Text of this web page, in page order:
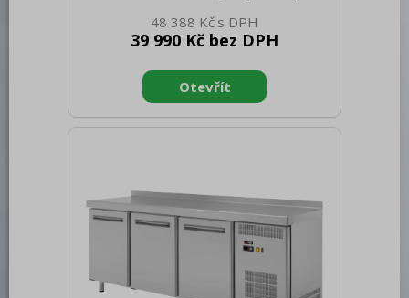
92.00 Šířka brutto [mm]: 1420 Hloubka
brutto [mm]: 820 Výška brutto [mm]:
spotřebiče: Elektrické zařízení Příkon
elektrický [kW]: 0.247 Napájení: 230 V /
1N - 50 Hz Energetická třída: C Chladivo:
zařízení 2: Chladic
48 388 Kč
39 990 Kč bez DPH